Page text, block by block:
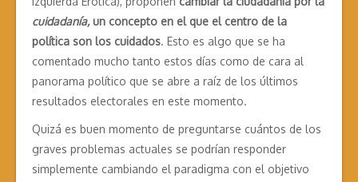
cuidadanía,un concepto en el que el centro de la
política son los cuidados. Esto es algo que se ha
comentado mucho tanto estos días como de cara al
panorama político que se abre a raíz de los últimos
resultados electorales en este momento.
Quizá es buen momento de preguntarse cuántos de los
graves problemas actuales se podrían responder
simplemente cambiando el paradigma con el objetivo